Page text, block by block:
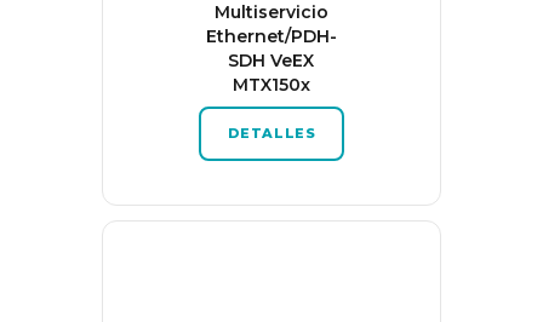
Multiservicio
Ethernet/PDH-
SDH VeEX
MTX150x
DETALLES